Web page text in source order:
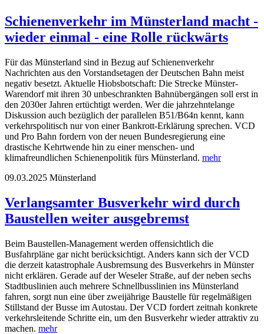
Schienenverkehr im Münsterland macht -
wieder einmal - eine Rolle rückwärts
Für das Münsterland sind in Bezug auf Schienenverkehr
Nachrichten aus den Vorstandsetagen der Deutschen Bahn meist
negativ besetzt. Aktuelle Hiobsbotschaft: Die Strecke Münster-
Warendorf mit ihren 30 unbeschrankten Bahnübergängen soll erst in
den 2030er Jahren ertüchtigt werden. Wer die jahrzehntelange
Diskussion auch bezüglich der parallelen B51/B64n kennt, kann
verkehrspolitisch nur von einer Bankrott-Erklärung sprechen. VCD
und Pro Bahn fordern von der neuen Bundesregierung eine
drastische Kehrtwende hin zu einer menschen- und
klimafreundlichen Schienenpolitik fürs Münsterland. mehr
09.03.2025 Münsterland
Verlangsamter Busverkehr wird durch
Baustellen weiter ausgebremst
Beim Baustellen-Management werden offensichtlich die
Busfahrpläne gar nicht berücksichtigt. Anders kann sich der VCD
die derzeit katastrophale Ausbremsung des Busverkehrs in Münster
nicht erklären. Gerade auf der Weseler Straße, auf der neben sechs
Stadtbuslinien auch mehrere Schnellbusslinien ins Münsterland
fahren, sorgt nun eine über zweijährige Baustelle für regelmäßigen
Stillstand der Busse im Autostau. Der VCD fordert zeitnah konkrete
verkehrsleitende Schritte ein, um den Busverkehr wieder attraktiv zu
machen. mehr